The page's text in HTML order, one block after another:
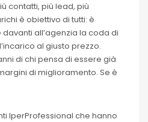
contatti, più lead, più
è obiettivo di tutti: è
all’agenzia la coda di
al giusto prezzo.
di chi pensa di essere già
di miglioramento. Se è
IperProfessional che hanno